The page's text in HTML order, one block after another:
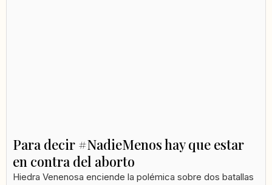
Para decir #NadieMenos hay que estar
en contra del aborto
Hiedra Venenosa enciende la polémica sobre dos batallas